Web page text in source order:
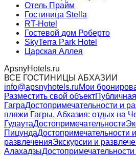
Отель Прайм
Гостиница Stella
RT-Hotel
Гостевой дом Роберто
SkyTerra Park Hotel
Царская Аллея
ApsnyHotels.ru
ВСЕ ГОСТИНИЦЫ АБХАЗИИ
info@apsnyhotels.ruМои
Разместить свой объект
ГаграДостопримечательности и
пляжи Гагры, Абхазия: отдых на
ГудаутаДостопримечательности
ПицундаДостопримечательности и
развлеченияЭкскурсии и
Алахадзы